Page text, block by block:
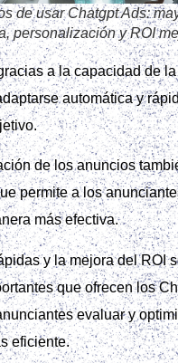
de usar Chatgpt Ads:
personalización y ROI
a la capacidad de
automática y
de los anuncios
permite a los
más efectiva.
y la mejora del ROI
que ofrecen los
evaluar y
eficiente.